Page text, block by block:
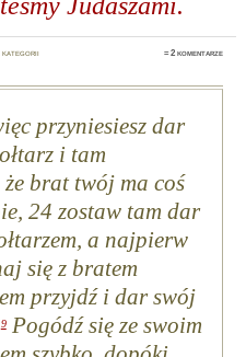
kategorii ≈2 komentarze
przyniesiesz dar
i tam
że brat twój ma coś
24 zostaw tam dar
a najpierw
się z bratem
przyjdź i dar swój
9Pogódź się ze swoim